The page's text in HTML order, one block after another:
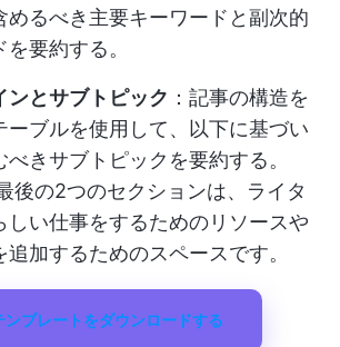
めるべき主要キーワードと副次的
要約する。
ンとサブトピック ：記事の構造を
ーブルを使用して、以下に基づい
べきサブトピックを要約する。
後の2つのセクションは、ライタ
しい仕事をするためのリソースや
加するためのスペースです。
ンプレートをダウンロードする